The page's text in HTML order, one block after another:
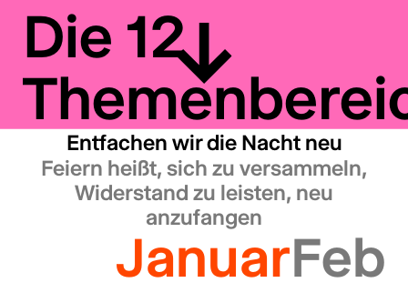
Die 12
Entfachen wir die Nacht neu
Feiern heißt, sich zu versammeln,
Widerstand zu leisten, neu
anzufangen
Januar